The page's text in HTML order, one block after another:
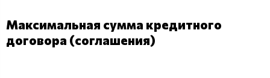
Максимальная сумма кредитного
договора (соглашения)